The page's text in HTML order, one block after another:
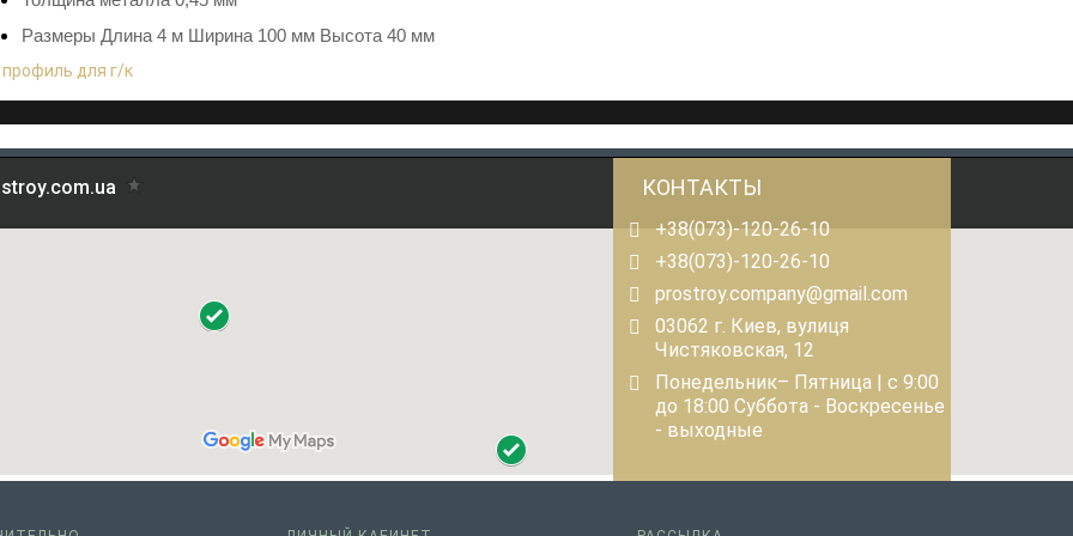
Размеры Длина 4 м Ширина 100 мм Высота 40 мм
профиль для г/к
КОНТАКТЫ
+38(073)-120-26-10
+38(073)-120-26-10
prostroy.company@gmail.com
03062 г. Киев, вулиця
Чистяковская, 12
Понедельник– Пятница | с 9:00
до 18:00 Суббота - Воскресенье
- выходные